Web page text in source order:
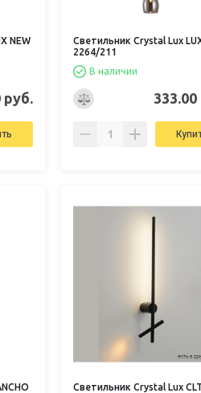
NEW
руб.
Светильник Crystal Lux
2264/211
В наличии
333.00
Светильник Crystal Lux